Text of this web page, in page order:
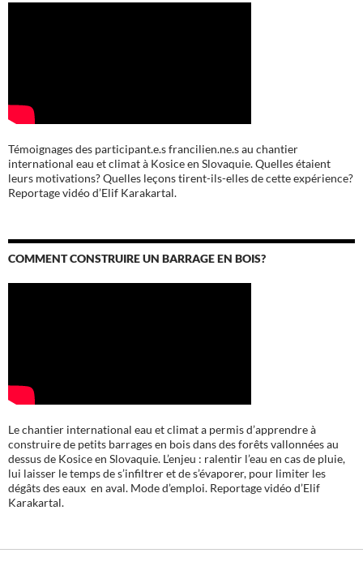
Témoignages des participant.e.s francilien.ne.s au chantier
international eau et climat à Kosice en Slovaquie. Quelles étaient
leurs motivations? Quelles leçons tirent-ils-elles de cette expérience?
Reportage vidéo d’Elif Karakartal.
COMMENT CONSTRUIRE UN BARRAGE EN BOIS?
Le chantier international eau et climat a permis d’apprendre à
construire de petits barrages en bois dans des forêts vallonnées au
dessus de Kosice en Slovaquie. L’enjeu : ralentir l’eau en cas de pluie,
lui laisser le temps de s’infiltrer et de s’évaporer, pour limiter les
dégâts des eaux en aval. Mode d’emploi. Reportage vidéo d’Elif
Karakartal.